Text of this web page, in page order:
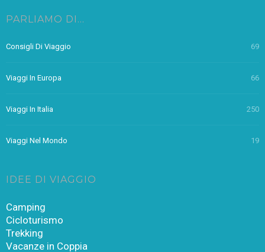
PARLIAMO DI…
Consigli Di Viaggio 69
Viaggi In Europa 66
Viaggi In Italia 250
Viaggi Nel Mondo 19
IDEE DI VIAGGIO
Camping
Cicloturismo
Trekking
Vacanze in Coppia